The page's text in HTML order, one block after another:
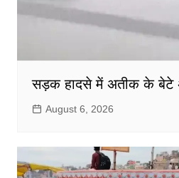
सड़क हादसे में अतीक के बेटे
August 6, 2026